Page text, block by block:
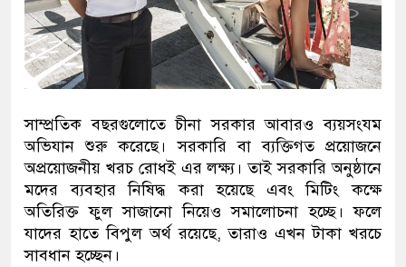
সাম্প্রতিক বছরগুলোতে চীনা সরকার আবারও ব্যয়সংযম
অভিযান শুরু করেছে। সরকারি বা ব্যক্তিগত প্রয়োজনে
অপ্রয়োজনীয় খরচ রোধই এর লক্ষ্য। তাই সরকারি অনুষ্ঠানে
মদের ব্যবহার নিষিদ্ধ করা হয়েছে এবং মিটিং কক্ষে
অতিরিক্ত ফুল সাজানো নিয়েও সমালোচনা হচ্ছে। ফলে
যাদের হাতে বিপুল অর্থ রয়েছে, তারাও এখন টাকা খরচে
সাবধান হচ্ছেন।